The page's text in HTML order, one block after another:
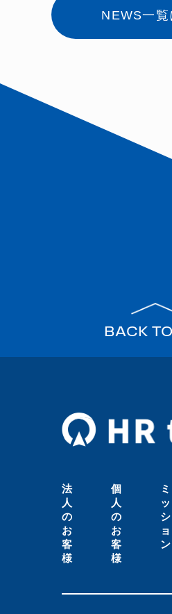
NEWS一覧
BACK
法
人
の
お
客
様
個
人
の
お
客
様
ミ
ッ
シ
ョ
ン